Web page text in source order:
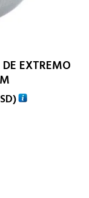
EXTREMO
)